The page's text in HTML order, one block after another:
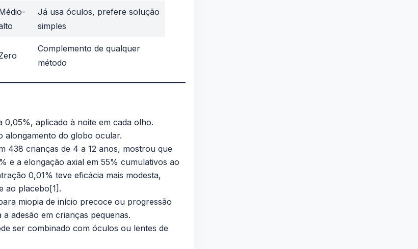
Já usa óculos, prefere solução
simples
Complemento de qualquer
método
aplicado à noite em cada olho.
alongamento do globo ocular.
438 crianças de 4 a 12 anos, mostrou que
e a elongação axial em 55% cumulativos ao
0,01% teve eficácia mais modesta,
ao placebo [1] .
miopia de início precoce ou progressão
adesão em crianças pequenas.
ser combinado com óculos ou lentes de